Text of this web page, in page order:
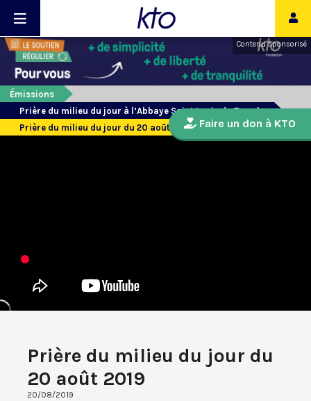
Contenu sponsorisé
Émissions
Prière du milieu du jour à l’Abbaye Saint Louis du Temple
Prière du milieu du jour du 20 août 2019
Prière du milieu du jour du
20 août 2019
20/08/2019
Faire un don à KTO